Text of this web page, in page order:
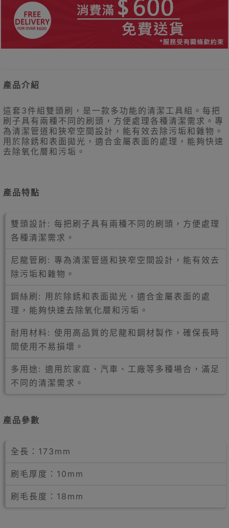
產品介紹
這套3件組雙頭刷，是一款多功能的清潔工具組。每把
刷子具有兩種不同的刷頭，方便處理各種清潔需求。專
為清潔管道和狹窄空間設計，能有效去除污垢和雜物。
用於除銹和表面拋光，適合金屬表面的處理，能夠快速
去除氧化層和污垢。
產品特點
雙頭設計: 每把刷子具有兩種不同的刷頭，方便處理
各種清潔需求。
尼龍管刷: 專為清潔管道和狹窄空間設計，能有效去
除污垢和雜物。
鋼絲刷: 用於除銹和表面拋光，適合金屬表面的處
理，能夠快速去除氧化層和污垢。
耐用材料: 使用高品質的尼龍和鋼材製作，確保長時
間使用不易損壞。
多用途: 適用於家庭、汽車、工廠等多種場合，滿足
不同的清潔需求。
產品參數
全長：173mm
刷毛厚度：10mm
刷毛長度：18mm